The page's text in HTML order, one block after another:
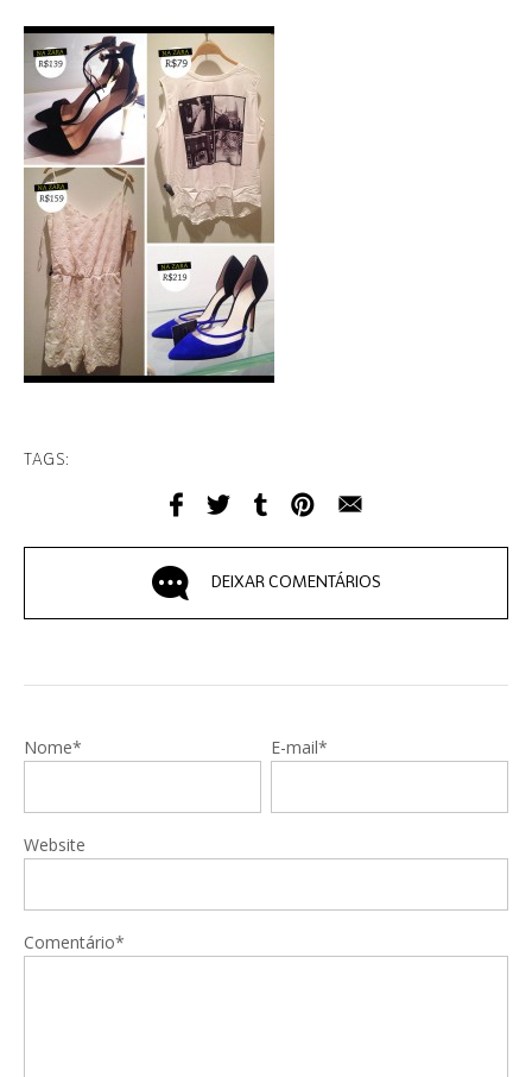
TAGS:
DEIXAR COMENTÁRIOS
Nome* E-mail*
Website
Comentário*